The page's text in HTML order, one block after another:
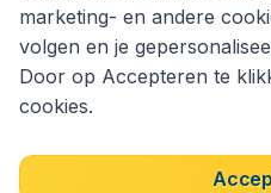
marketing- en andere
volgen en je
Door op Accepteren te
cookies.